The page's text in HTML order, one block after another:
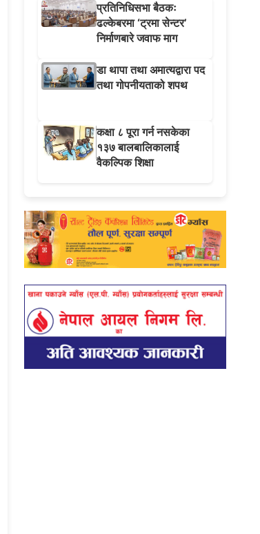
प्रतिनिधिसभा बैठकः
ढल्केबरमा ‘ट्रमा सेन्टर’
निर्माणबारे जवाफ माग
डा थापा तथा अमात्यद्वारा पद
तथा गोपनीयताको शपथ
कक्षा ८ पूरा गर्न नसकेका
१३७ बालबालिकालाई
वैकल्पिक शिक्षा